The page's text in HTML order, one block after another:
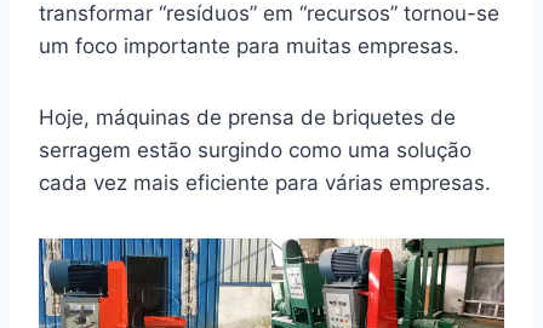
transformar “resíduos” em “recursos” tornou-se
um foco importante para muitas empresas.
Hoje, máquinas de prensa de briquetes de
serragem estão surgindo como uma solução
cada vez mais eficiente para várias empresas.